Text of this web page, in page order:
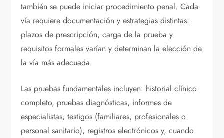
también se puede iniciar procedimiento penal. Cada
vía requiere documentación y estrategias distintas:
plazos de prescripción, carga de la prueba y
requisitos formales varían y determinan la elección de
la vía más adecuada.
Las pruebas fundamentales incluyen: historial clínico
completo, pruebas diagnósticas, informes de
especialistas, testigos (familiares, profesionales o
personal sanitario), registros electrónicos y, cuando